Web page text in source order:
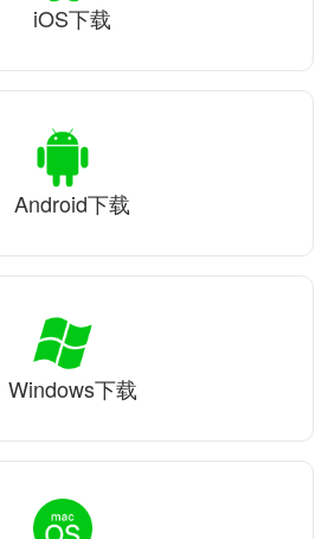
iOS下载
Android下载
Windows下载